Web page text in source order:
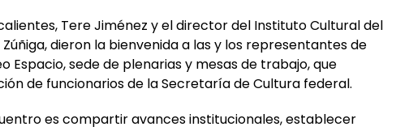
Tere Jiménez y el director del Instituto Cultural del
dieron la bienvenida a las y los representantes de
Espacio, sede de plenarias y mesas de trabajo, que
de funcionarios de la Secretaría de Cultura federal.
es compartir avances institucionales, establecer